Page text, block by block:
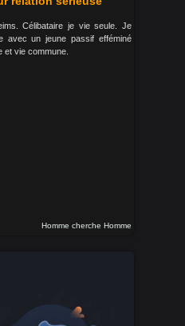
Célibataire je vie seule. Je
avec un jeune passif efféminé
et vie commune.
Homme cherche Homme